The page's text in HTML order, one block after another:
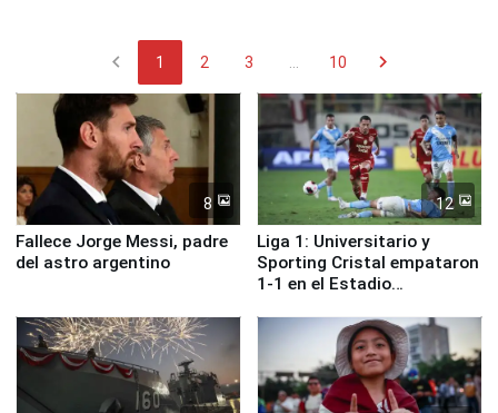
chevron_left 1 2 3 10 chevron_right
8
Fallece Jorge Messi, padre
del astro argentino
12
Liga 1: Universitario y
Sporting Cristal empataron
1-1 en el Estadio